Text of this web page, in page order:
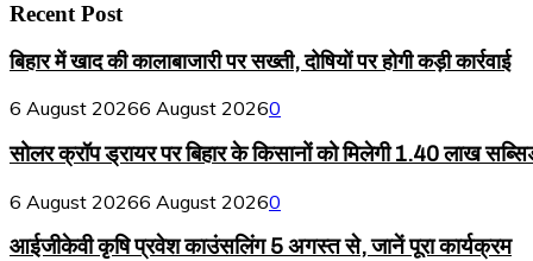
Recent Post
बिहार में खाद की कालाबाजारी पर सख्ती, दोषियों पर होगी कड़ी कार्रवाई
6 August 20266 August 20260
सोलर क्रॉप ड्रायर पर बिहार के किसानों को मिलेगी 1.40 लाख
6 August 20266 August 20260
आईजीकेवी कृषि प्रवेश काउंसलिंग 5 अगस्त से, जानें पूरा कार्यक्रम